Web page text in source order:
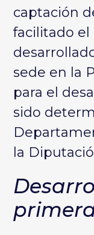
captación
facilitado el
sede en la
para el
sido
la